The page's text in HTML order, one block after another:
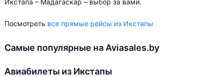
Икстапа – Мадагаскар – выбор за вами.
Посмотреть все прямые рейсы из Икстапы
Самые популярные на Aviasales.by
Авиабилеты из Икстапы